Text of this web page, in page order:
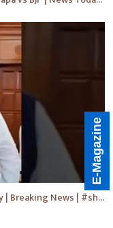
PM Modi ने पूरे देश से किया आग्रह | Handloom Day | Breaking News | #shorts #yt #news #ytnews
E-Magazine